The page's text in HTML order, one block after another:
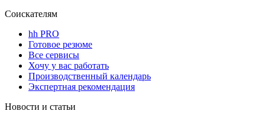
Соискателям
hh PRO
Готовое резюме
Все сервисы
Хочу у вас работать
Производственный календарь
Экспертная рекомендация
Новости и статьи